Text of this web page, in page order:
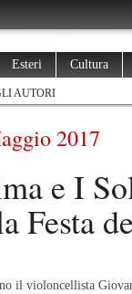
Esteri Cultura
AUTORI
2017
e I
Festa
il violoncellista